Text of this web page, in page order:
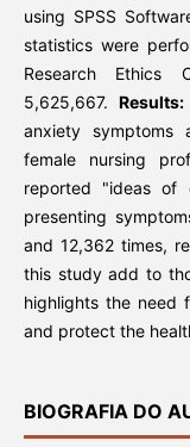
using SPSS
statistics were
Research Ethics
5,625,667. Results:
anxiety symptoms
female nursing
reported "ideas of
presenting
and 12,362 times,
this study add to
highlights the need
and protect the
BIOGRAFIA DO